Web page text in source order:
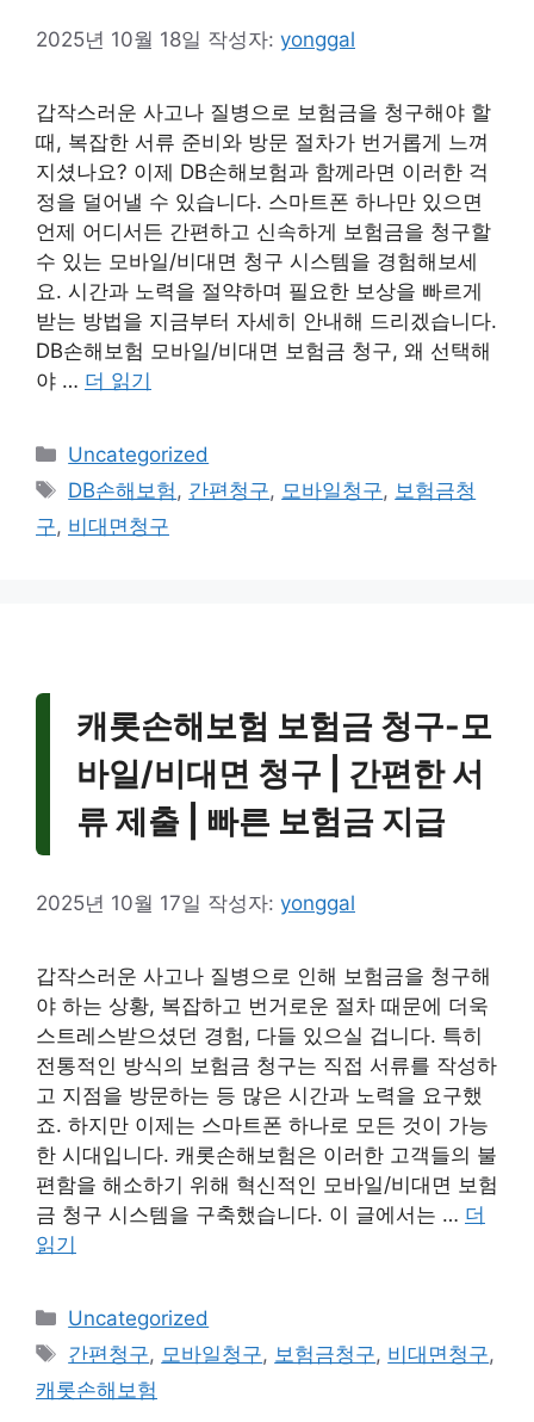
2025년 10월 18일 작성자: yonggal
갑작스러운 사고나 질병으로 보험금을 청구해야 할
때, 복잡한 서류 준비와 방문 절차가 번거롭게 느껴
지셨나요? 이제 DB손해보험과 함께라면 이러한 걱
정을 덜어낼 수 있습니다. 스마트폰 하나만 있으면
언제 어디서든 간편하고 신속하게 보험금을 청구할
수 있는 모바일/비대면 청구 시스템을 경험해보세
요. 시간과 노력을 절약하며 필요한 보상을 빠르게
받는 방법을 지금부터 자세히 안내해 드리겠습니다.
DB손해보험 모바일/비대면 보험금 청구, 왜 선택해
야 … 더 읽기
카
테
리
Uncategorized
태
그
DB손해보험, 간편청구, 모바일청구, 보험금청
구, 비대면청구
캐롯손해보험 보험금 청구-모
바일/비대면 청구 | 간편한 서
류 제출 | 빠른 보험금 지급
2025년 10월 17일 작성자: yonggal
갑작스러운 사고나 질병으로 인해 보험금을 청구해
야 하는 상황, 복잡하고 번거로운 절차 때문에 더욱
스트레스받으셨던 경험, 다들 있으실 겁니다. 특히
전통적인 방식의 보험금 청구는 직접 서류를 작성하
고 지점을 방문하는 등 많은 시간과 노력을 요구했
죠. 하지만 이제는 스마트폰 하나로 모든 것이 가능
한 시대입니다. 캐롯손해보험은 이러한 고객들의 불
편함을 해소하기 위해 혁신적인 모바일/비대면 보험
금 청구 시스템을 구축했습니다. 이 글에서는 … 더
읽기
카
테
리
Uncategorized
태
그
간편청구, 모바일청구, 보험금청구, 비대면청구,
캐롯손해보험